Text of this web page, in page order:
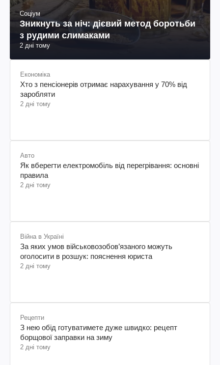
Соціум
Зникнуть за ніч: дієвий метод боротьби
з рудими слимаками
2 дні тому
Економіка
Хто з пенсіонерів отримає нарахування у 70% від
заробляти
2 дні тому
Авто
Як вберегти електромобіль від перегрівання: основні
правила
2 дні тому
Війна в Україні
За яких умов військовозобов’язаного можуть
оголосити в розшук: пояснення юриста
2 дні тому
Рецепти
З нею обід готуватимете дуже швидко: рецепт
борщової заправки на зиму
2 дні тому